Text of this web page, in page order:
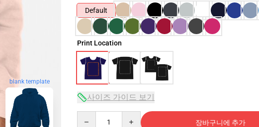
blank template
Default
Print Location
사이즈 가이드 보기
장바구니에 추가